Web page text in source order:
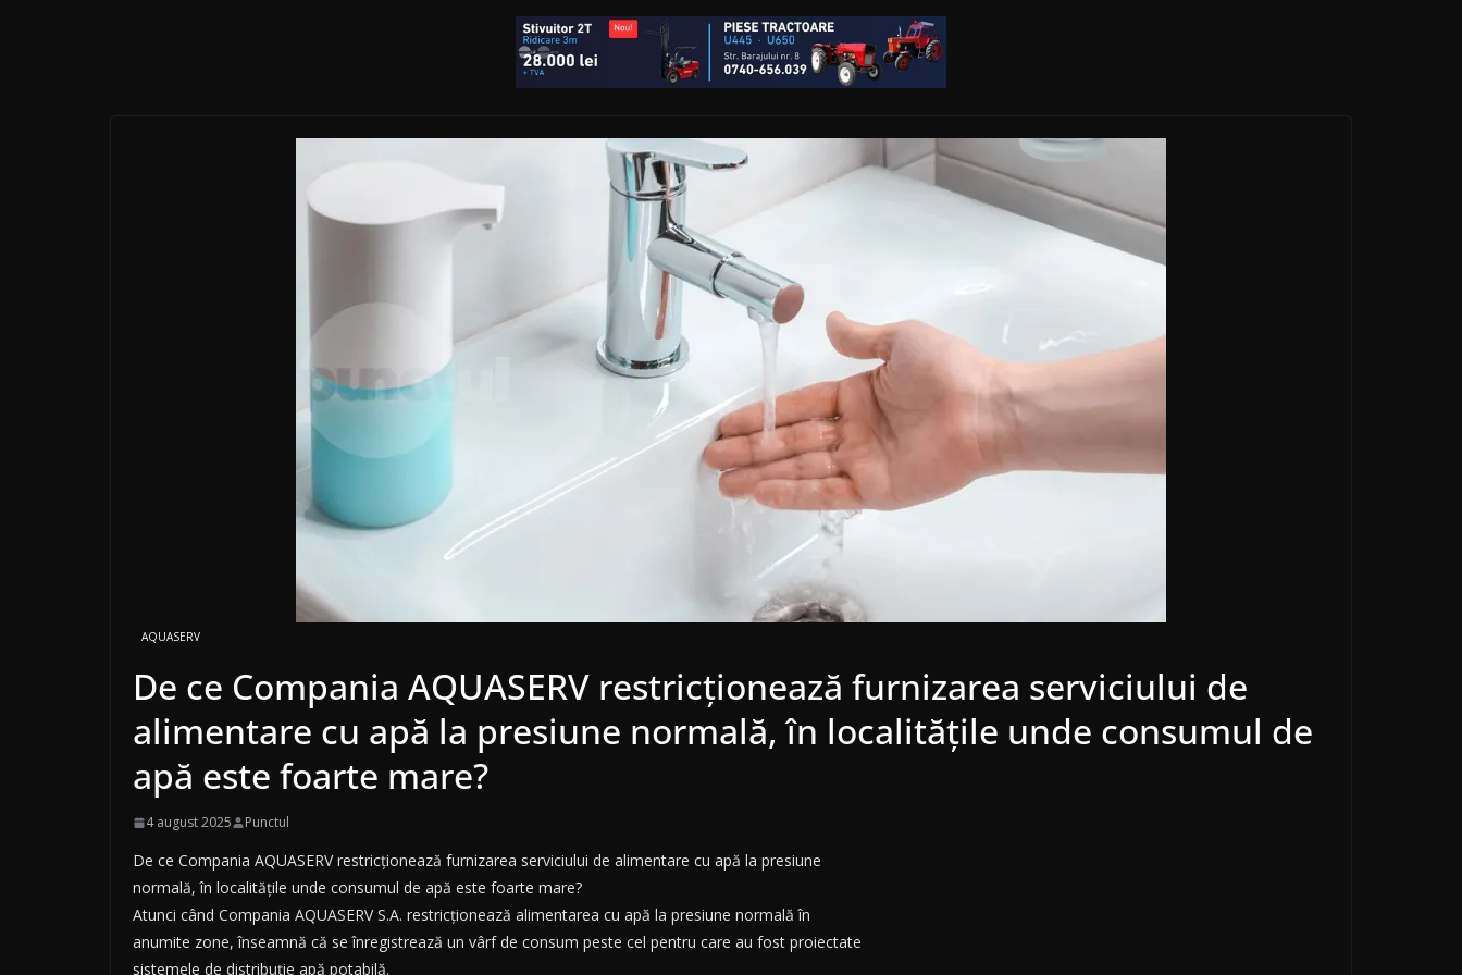
AQUASERV
De ce Compania AQUASERV restricţionează furnizarea serviciului de
alimentare cu apă la presiune normală, în localitățile unde consumul de
apă este foarte mare?
4 august 2025 Punctul
De ce Compania AQUASERV restricţionează furnizarea serviciului de alimentare cu apă la presiune
normală, în localitățile unde consumul de apă este foarte mare?
Atunci când Compania AQUASERV S.A. restricţionează alimentarea cu apă la presiune normală în
anumite zone, înseamnă că se înregistrează un vârf de consum peste cel pentru care au fost proiectate
sistemele de distribuție apă potabilă.